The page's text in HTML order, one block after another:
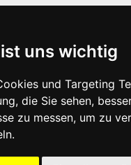
uns wichtig
und Targeting
die Sie sehen,
zu messen, um zu